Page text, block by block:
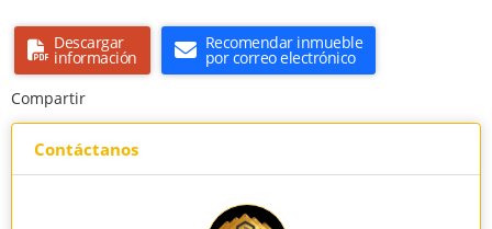
Descargar
información
Recomendar inmueble
por correo electrónico
Compartir
Contáctanos